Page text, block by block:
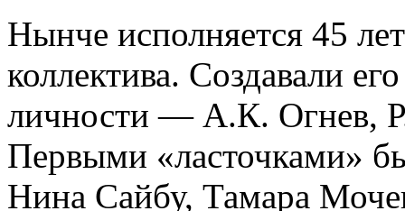
Нынче исполняется 45
коллектива. Создавали
личности — А.К. Огнев,
Первыми «ласточками»
Нина Сайбу, Тамара